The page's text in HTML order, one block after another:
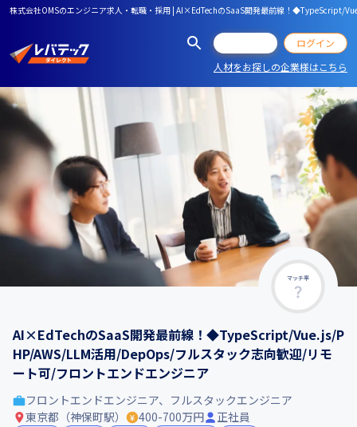
株式会社OMSのエンジニア求人・転職・採用 | AI×EdTechのSaaS開発最前線！◆TypeScript/
ログイン
人材をお探しの企業様はこちら
マッチ率
AI×EdTechのSaaS開発最前線！◆TypeScript/Vue.js/P
HP/AWS/LLM活用/DepOps/フルスタック志向歓迎/リモ
ート可/フロントエンドエンジニア
フロントエンドエンジニア、フルスタックエンジニア
東京都（神保町駅）
400-700万円 正社員